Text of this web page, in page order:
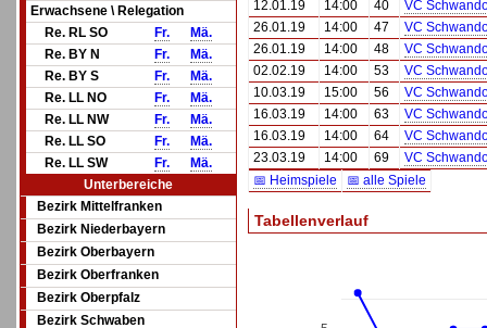
Erwachsene \ Relegation
Re. RL SO
Fr.
Mä.
Re. BY N
Fr.
Mä.
Re. BY S
Fr.
Mä.
Re. LL NO
Fr.
Mä.
Re. LL NW
Fr.
Mä.
Re. LL SO
Fr.
Mä.
Re. LL SW
Fr.
Mä.
Unterbereiche
Bezirk Mittelfranken
Bezirk Niederbayern
Bezirk Oberbayern
Bezirk Oberfranken
Bezirk Oberpfalz
Bezirk Schwaben
12.01.19
14:00 40
VC
26.01.19
14:00 47
VC
26.01.19
14:00 48
VC
02.02.19
14:00 53
VC
10.03.19
15:00 56
VC
16.03.19
14:00 63
VC
16.03.19
14:00 64
VC
23.03.19
14:00 69
VC
📅 Heimspiele
📅 alle Spiele
Tabellenverlauf